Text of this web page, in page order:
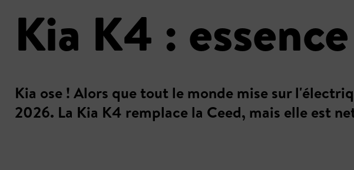
Kia K4 :
Kia ose ! Alors que tout le monde mise sur
2026. La Kia K4 remplace la Ceed, mais elle est